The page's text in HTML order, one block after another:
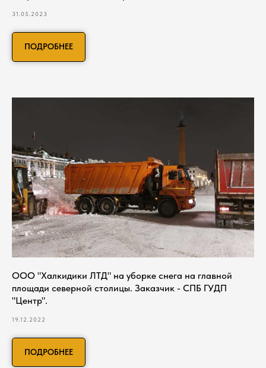
31.05.2023
ПОДРОБНЕЕ
ООО "Халкидики ЛТД" на уборке снега на главной
площади северной столицы. Заказчик - СПБ ГУДП
"Центр".
19.12.2022
ПОДРОБНЕЕ